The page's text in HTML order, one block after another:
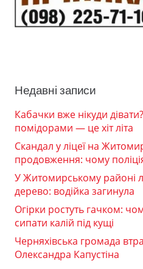
Недавні записи
Кабачки вже нікуди
помідорами — це хіт літа
Скандал у ліцеї на
продовження: чому
У Житомирському районі
дерево: водійка загинула
Огірки ростуть гачком:
сипати калій під кущі
Черняхівська громада
Олександра Капустіна